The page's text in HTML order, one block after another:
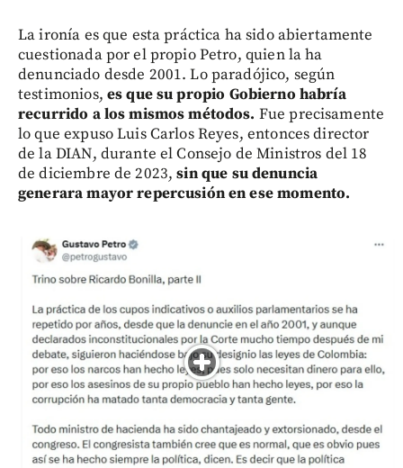
La ironía es que esta práctica ha sido abiertamente
cuestionada por el propio Petro, quien la ha
denunciado desde 2001. Lo paradójico, según
testimonios, es que su propio Gobierno habría
recurrido a los mismos métodos. Fue precisamente
lo que expuso Luis Carlos Reyes, entonces director
de la DIAN, durante el Consejo de Ministros del 18
de diciembre de 2023,sin que su denuncia
generara mayor repercusión en ese momento.